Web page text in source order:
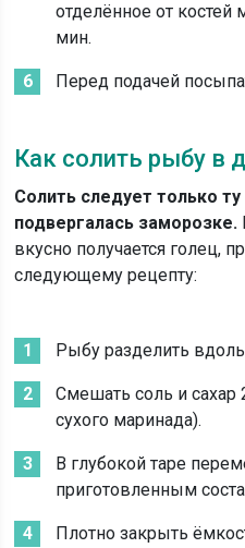
отделённое от костей
мин.
Перед подачей
Как солить рыбу в
Солить следует только
подвергалась заморозке.
вкусно получается голец,
следующему рецепту:
Рыбу разделить вдоль
Смешать соль и сахар
сухого маринада).
В глубокой таре
приготовленным
Плотно закрыть